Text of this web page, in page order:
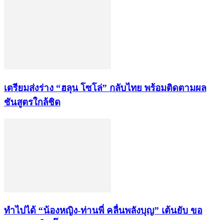
เตรียมส่งร่าง “ฮลุน โซโล่” กลับไทย พร้อมติดตามผล
ชันสูตรใกล้ชิด
ทำไปได้ “น้องหญิง-ท่านพี่ คลื่นพลังบุญ” เต้นยับ ขอ